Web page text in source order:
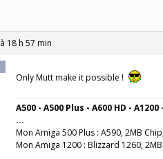
18 h 57 min
Only Mutt make it possible !
A500 - A500 Plus - A600 HD - A1200
...
Mon Amiga 500 Plus : A590, 2MB
Mon Amiga 1200 : Blizzard 1260,